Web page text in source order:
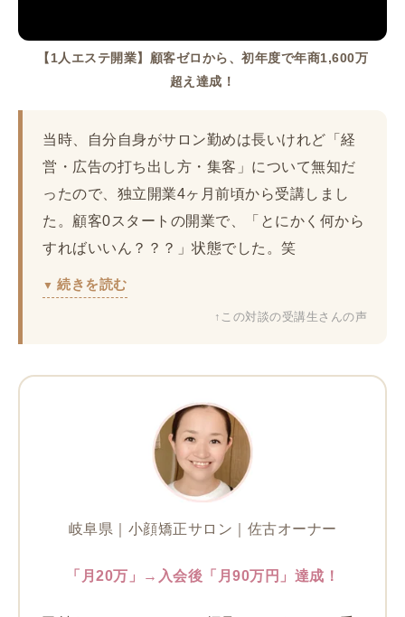
【1人エステ開業】顧客ゼロから、初年度で年商1,600万
超え達成！
当時、自分自身がサロン勤めは長いけれど「経
営・広告の打ち出し方・集客」について無知だ
ったので、独立開業4ヶ月前頃から受講しまし
た。顧客0スタートの開業で、「とにかく何から
すればいいん？？？」状態でした。笑
続きを読む
↑この対談の受講生さんの声
岐阜県｜小顔矯正サロン｜佐古オーナー
「月20万」→入会後「月90万円」達成！